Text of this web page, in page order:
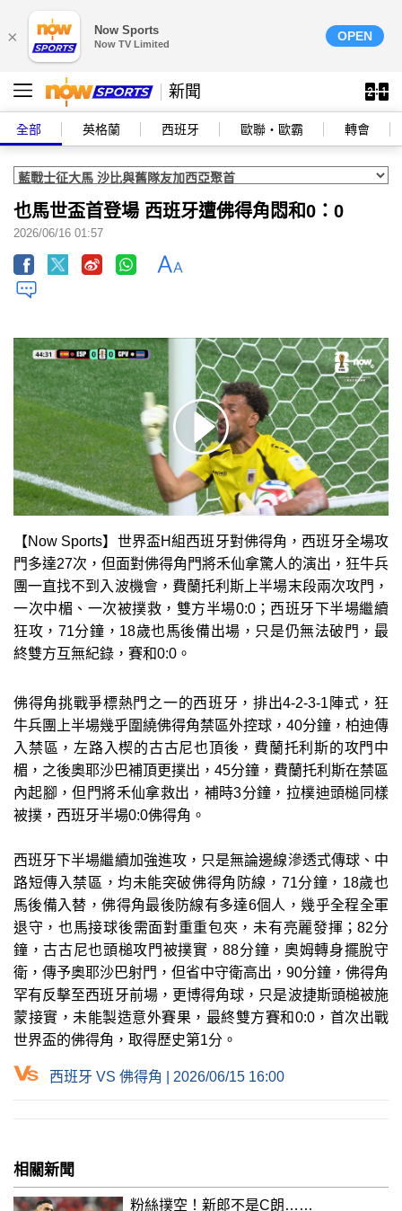
× Now Sports
Now TV Limited
OPEN
新聞
全部 英格蘭 西班牙 歐聯‧歐霸 轉會
也馬世盃首登場 西班牙遭佛得角悶和0：0
2026/06/16 01:57
【Now Sports】世界盃H組西班牙對佛得角，西班牙全場攻
門多達27次，但面對佛得角門將禾仙拿驚人的演出，狂牛兵
團一直找不到入波機會，費蘭托利斯上半場末段兩次攻門，
一次中楣、一次被撲救，雙方半場0:0；西班牙下半場繼續
狂攻，71分鐘，18歲也馬後備出場，只是仍無法破門，最
終雙方互無紀錄，賽和0:0。
佛得角挑戰爭標熱門之一的西班牙，排出4-2-3-1陣式，狂
牛兵團上半場幾乎圍繞佛得角禁區外控球，40分鐘，柏迪傳
入禁區，左路入楔的古古尼也頂後，費蘭托利斯的攻門中
楣，之後奧耶沙巴補頂更撲出，45分鐘，費蘭托利斯在禁區
內起腳，但門將禾仙拿救出，補時3分鐘，拉樸迪頭槌同樣
被撲，西班牙半場0:0佛得角。
西班牙下半場繼續加強進攻，只是無論邊線滲透式傳球、中
路短傳入禁區，均未能突破佛得角防線，71分鐘，18歲也
馬後備入替，佛得角最後防線有多達6個人，幾乎全程全軍
退守，也馬接球後需面對重重包夾，未有亮麗發揮；82分
鐘，古古尼也頭槌攻門被撲實，88分鐘，奧姆轉身擺脫守
衛，傳予奧耶沙巴射門，但省中守衛高出，90分鐘，佛得角
罕有反擊至西班牙前場，更博得角球，只是波捷斯頭槌被施
蒙接實，未能製造意外賽果，最終雙方賽和0:0，首次出戰
世界盃的佛得角，取得歷史第1分。
西班牙 VS 佛得角 | 2026/06/15 16:00
相關新聞
粉絲撲空！新郎不是C朗……